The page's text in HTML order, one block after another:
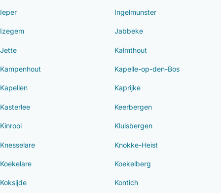
Ieper Ingelmunster
Izegem Jabbeke
Jette Kalmthout
Kampenhout Kapelle-op-den-Bos
Kapellen Kaprijke
Kasterlee Keerbergen
Kinrooi Kluisbergen
Knesselare Knokke-Heist
Koekelare Koekelberg
Koksijde Kontich